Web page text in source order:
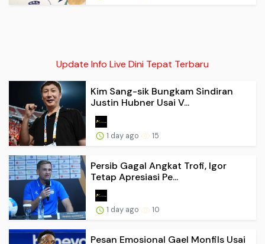
Update Info Live Dini Tepat Terbaru
Kim Sang-sik Bungkam Sindiran
Justin Hubner Usai V...
1 day ago 15
Persib Gagal Angkat Trofi, Igor
Tetap Apresiasi Pe...
1 day ago 10
Pesan Emosional Gael Monfils Usai